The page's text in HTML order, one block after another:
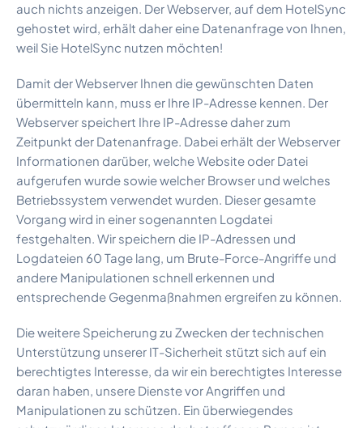
auch nichts anzeigen. Der Webserver, auf dem HotelSync
gehostet wird, erhält daher eine Datenanfrage von Ihnen,
weil Sie HotelSync nutzen möchten!
Damit der Webserver Ihnen die gewünschten Daten
übermitteln kann, muss er Ihre IP-Adresse kennen. Der
Webserver speichert Ihre IP-Adresse daher zum
Zeitpunkt der Datenanfrage. Dabei erhält der Webserver
Informationen darüber, welche Website oder Datei
aufgerufen wurde sowie welcher Browser und welches
Betriebssystem verwendet wurden. Dieser gesamte
Vorgang wird in einer sogenannten Logdatei
festgehalten. Wir speichern die IP-Adressen und
Logdateien 60 Tage lang, um Brute-Force-Angriffe und
andere Manipulationen schnell erkennen und
entsprechende Gegenmaßnahmen ergreifen zu können.
Die weitere Speicherung zu Zwecken der technischen
Unterstützung unserer IT-Sicherheit stützt sich auf ein
berechtigtes Interesse, da wir ein berechtigtes Interesse
daran haben, unsere Dienste vor Angriffen und
Manipulationen zu schützen. Ein überwiegendes